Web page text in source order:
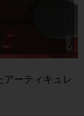
ーティキュレ